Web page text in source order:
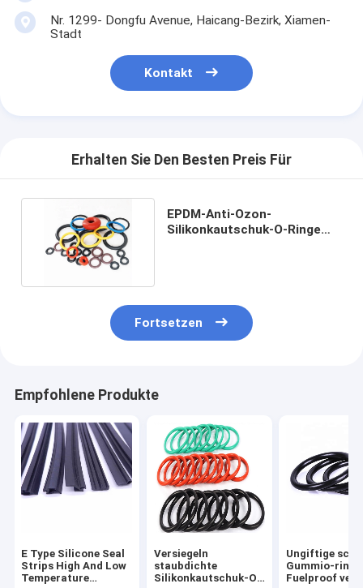
Nr. 1299- Dongfu Avenue, Haicang-Bezirk, Xiamen-
Stadt
Kontakt
Erhalten Sie Den Besten Preis Für
EPDM-Anti-Ozon-
Silikonkautschuk-O-Ringe
Fortsetzen
Empfohlene Produkte
E Type Silicone Seal
Strips High And Low
Temperature
Versiegeln
staubdichte
Silikonkautschuk-O-
Ungiftige
Gummio-ringe
Fuelproof